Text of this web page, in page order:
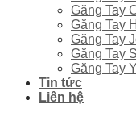
Găng Tay
Găng Tay
Găng Tay
Găng Tay
Găng Tay
Tin tức
Liên hệ